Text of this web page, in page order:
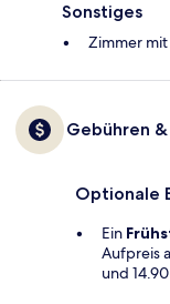
Sonstiges
Zimmer
Gebühren
Optionale
Ein
Aufpreis
und